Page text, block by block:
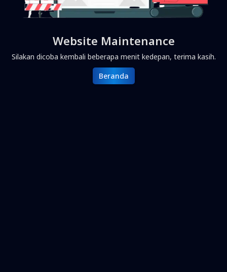
Website Maintenance
Silakan dicoba kembali beberapa menit kedepan, terima kasih.
Beranda